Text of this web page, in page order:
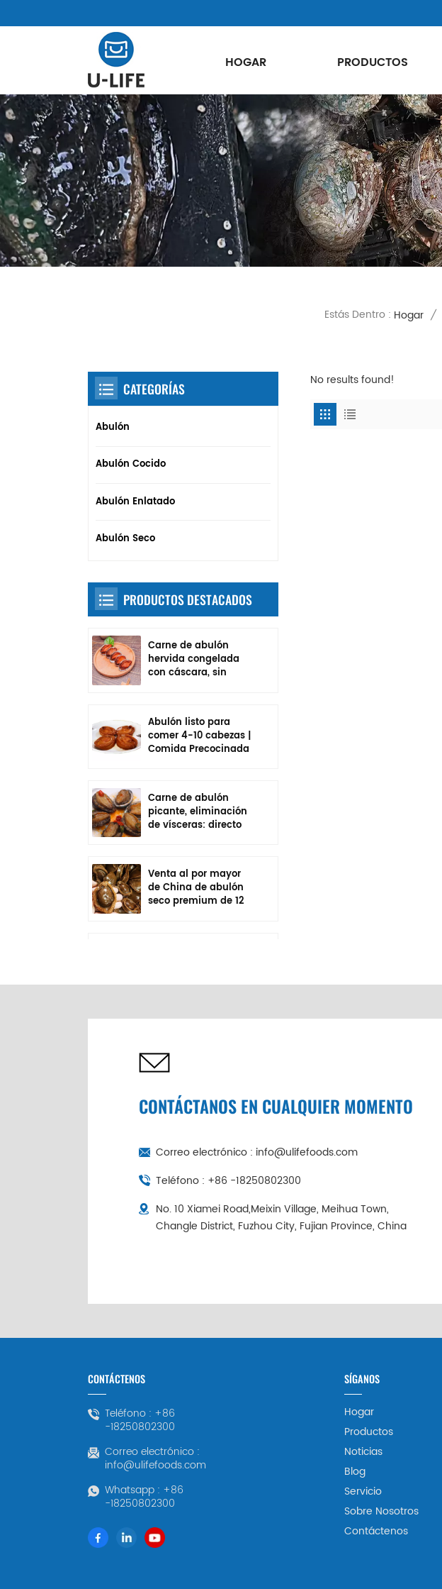
HOGAR PRODUCTOS
Estás Dentro : Hogar /
No results found!
CATEGORÍAS
Abulón
Abulón Cocido
Abulón Enlatado
Abulón Seco
PRODUCTOS DESTACADOS
Carne de abulón
hervida congelada
con cáscara, sin
Abulón listo para
comer 4-10 cabezas |
Comida Precocinada
Carne de abulón
picante, eliminación
de vísceras: directo
Venta al por mayor
de China de abulón
seco premium de 12
individualmente
CONTÁCTANOS EN CUALQUIER MOMENTO
Correo electrónico : info@ulifefoods.com
Teléfono : +86 -18250802300
No. 10 Xiamei Road,Meixin Village, Meihua Town,
Changle District, Fuzhou City, Fujian Province, China
CONTÁCTENOS
Teléfono : +86
-18250802300
Correo electrónico :
info@ulifefoods.com
Whatsapp : +86
-18250802300
SÍGANOS
Hogar
Productos
Noticias
Blog
Servicio
Sobre Nosotros
Contáctenos